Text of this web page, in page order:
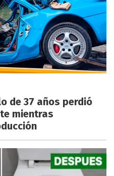
de 37 años perdió
mientras